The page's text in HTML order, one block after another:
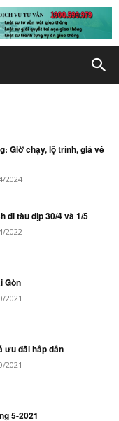
Giờ chạy, lộ trình, giá vé
2024
đi tàu dịp 30/4 và 1/5
2022
Gòn
2021
ưu đãi hấp dẫn
2021
5-2021